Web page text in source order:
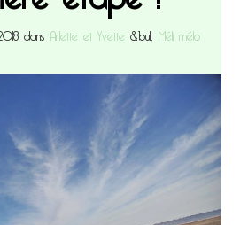
dansArlette et Yvette &bull; Méli mélo